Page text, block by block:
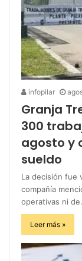
infopilar
Granja
300
agosto y
sueldo
La decisión fue
compañía
operativas ni
Leer más »